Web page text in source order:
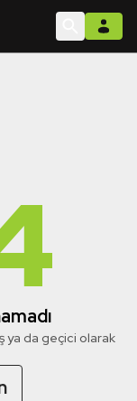
ya da geçici olarak